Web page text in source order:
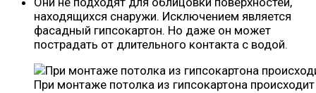
находящихся снаружи. Исключением является
фасадный гипсокартон. Но даже он может
пострадать от длительного контакта с водой.
При монтаже потолка из гипсокартона